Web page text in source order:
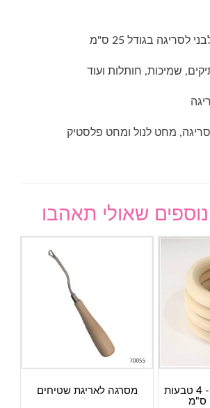
לסריגה בגודל 25 ס"מ
שמיכות, חותלות ועוד
מחט לנול ומחט פלסטיק
שאולי תאהבו
טבעות עץ ליצירה- 4 טבעות
מסרגה לאריגת שטיחים